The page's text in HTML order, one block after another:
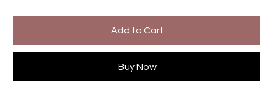
Add to Cart
Buy Now